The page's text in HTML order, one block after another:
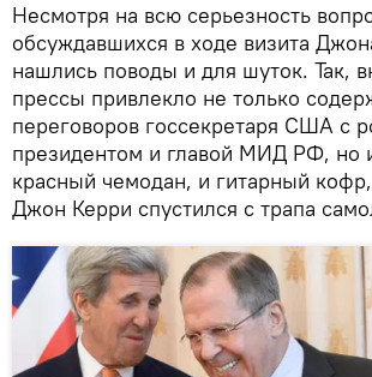
Несмотря на всю серьезность
обсуждавшихся в ходе визита
нашлись поводы и для шуток. Так,
прессы привлекло не только
переговоров госсекретаря США с
президентом и главой МИД РФ, но
красный чемодан, и гитарный
Джон Керри спустился с трапа